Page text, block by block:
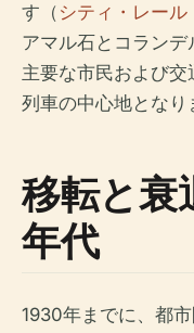
す（ シティ・レー
アマル石とコラン
主要な市民および交
列車の中心地となり
移転と衰
年代
1930年までに、都